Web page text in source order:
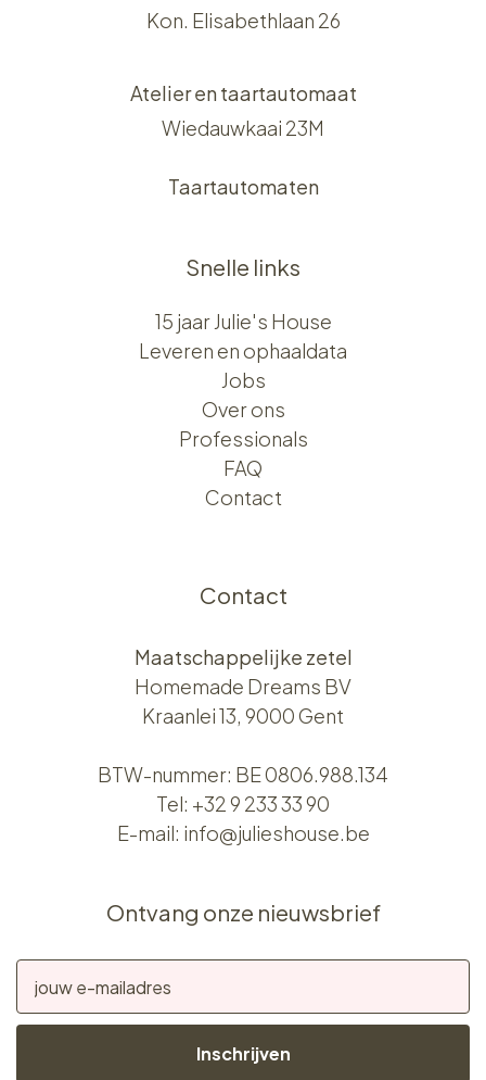
Kon. Elisabethlaan 26
Atelier en taartautomaat
Wiedauwkaai 23M
Taartautomaten
Snelle links
15 jaar Julie's House
Leveren en ophaaldata
Jobs
Over ons​​
Professionals
FAQ
Contact
Contact
Maatschappelijke zetel
Homemade Dreams BV
Kraanlei 13, 9000 Gent
BTW-nummer: BE 0806.988.134
Tel: +32 9 233 33 90
E-mail: info@julieshouse.be
Ontvang onze nieuwsbrief
Inschrijven